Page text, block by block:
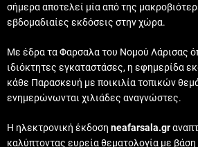
σήμερα αποτελεί μία από της
εβδομαδιαίες εκδόσεις στην χώρα.
Με έδρα τα Φαρσαλα του Νομού Λάρισας
ιδιόκτητες εγκαταστάσες, η εφημερίδα
κάθε Παρασκευή με ποικιλία τοπικών
ενημερώνωνται χιλιάδες αναγνώστες.
Η ηλεκτρονική έκδοση neafarsala.gr
καλύπτοντας ευρεία θεματολογία με βάση